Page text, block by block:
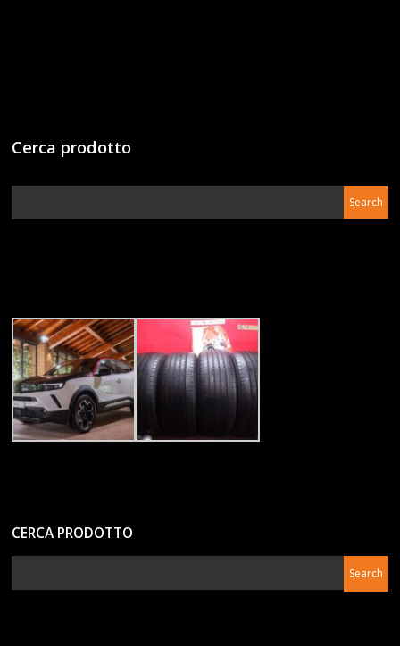
Cerca prodotto
CERCA PRODOTTO